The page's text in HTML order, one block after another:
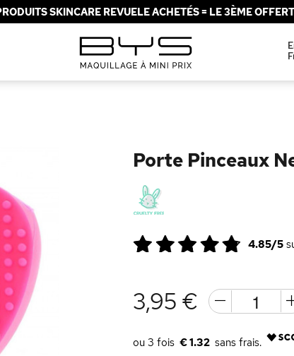
SKINCARE REVUELE ACHETÉS = LE 3ÈME
Porte Pinceaux
4.85/5
3,95 €
€ 1.32